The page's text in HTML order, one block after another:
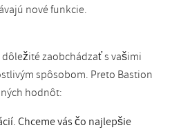
nové funkcie.
zaobchádzať s vašimi
spôsobom. Preto Bastion
hodnôt:
Chceme vás čo najlepšie